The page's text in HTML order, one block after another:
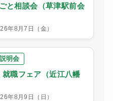
と相談会（草津駅前会
年8月7日（金）
明会
就職フェア（近江八幡
年8月9日（日）